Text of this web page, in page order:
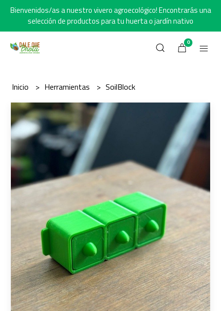
Bienvenidos/as a nuestro vivero agroecológico! Encontrarás una
selección de productos para tu huerta o jardín nativo
0
Inicio Herramientas SoilBlock